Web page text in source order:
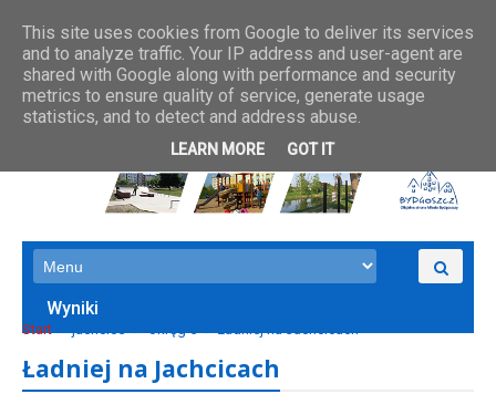
Wyniki
Start jachcice okręg 5 Ładniej na Jachcicach
Ładniej na Jachcicach
This site uses cookies from Google to deliver its services
and to analyze traffic. Your IP address and user-agent are
shared with Google along with performance and security
metrics to ensure quality of service, generate usage
statistics, and to detect and address abuse.
LEARN MORE GOT IT